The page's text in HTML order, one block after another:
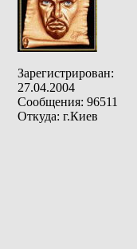
Зарегистрирован:
27.04.2004
Сообщения: 96511
Откуда: г.Киев